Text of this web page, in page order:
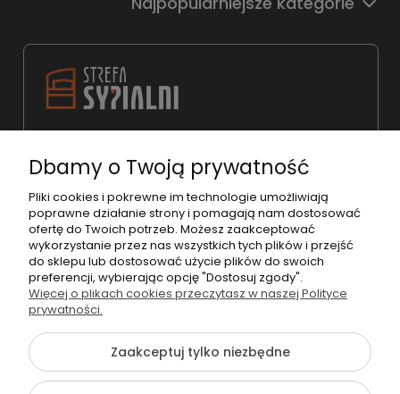
shop@strefasypialni.pl
Pon. - Pt. 11:00 - 19:00
Sob.
10:00 - 15:00
Szablon Flex byEcommercy
Dbamy o Twoją prywatność
Pliki cookies i pokrewne im technologie umożliwiają
poprawne działanie strony i pomagają nam dostosować
ofertę do Twoich potrzeb. Możesz zaakceptować
wykorzystanie przez nas wszystkich tych plików i przejść
do sklepu lub dostosować użycie plików do swoich
preferencji, wybierając opcję "Dostosuj zgody".
Więcej o plikach cookies przeczytasz w naszej Polityce
prywatności.
Zaakceptuj tylko niezbędne